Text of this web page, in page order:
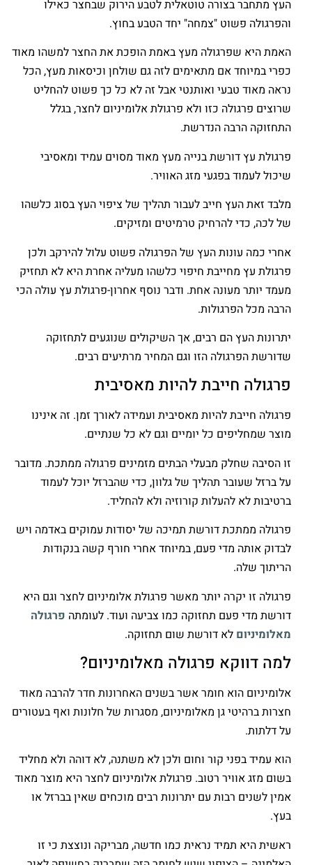
העץ מתחבר בצורה טוטאלית לטבע הירוק שבחצר כאילו
והפרגולה פשוט "צמחה" יחד הטבע בחוץ.
האמת היא שפרגולה מעץ באמת הופכת את החצר למשהו מאוד
כפרי במיוחד אם מתאימים לזה גם שולחן וכיסאות מעץ, הכל
נראה מאוד טבעי ואותנטי אבל זה לא כל כך פשוט להחליט
שרוצים פרגולה כזו ולא פרגולת אלומיניום לחצר, בגלל
התחזוקה הרבה הנדרשת.
פרגולת עץ דורשת בנייה מעץ מאוד מסוים עמיד ומאסיבי
שיכול לעמוד בפגעי מזג האוויר.
מלבד זאת העץ חייב לעבור תהליך של ציפוי העץ בסוג כלשהו
של לכה, כדי להרחיק טרמיטים ומזיקים.
אחרי כמה עונות העץ של הפרגולה פשוט עלול להירקב ולכן
פרגולת עץ מחייבת חיפוי כלשהו מעליה אחרת היא לא תחזיק
מעמד יותר מעונה אחת. ודבר נוסף אחרון-פרגולת עץ עולה הכי
הרבה מכל הפרגולות.
יתרונות העץ הם רבים, אך השיקולים שנוגעים לתחזוקה
שדורשת הפרגולה הזו וגם המחיר מרתיעים רבים.
פרגולה חייבת להיות מאסיבית
פרגולה חייבת להיות מאסיבית ועמידה לאורך זמן. זה אינינו
מוצר שמחליפים כל יומיים וגם לא כל שנתיים.
זו הסיבה שחלק מבעלי הבתים מזמינים פרגולה ממתכת. מדובר
על ברזל שעובר תהליך של גלוון, כדי שהברזל יוכל לעמוד
ברטיבות לא להעלות קורוזיה ולא להחליד.
פרגולה ממתכת דורשת תמיכה של יסודות עמוקים באדמה ויש
לבדוק אותה מדי פעם, במיוחד אחרי חורף קשה בנקודות
הריתוך שלה.
פרגולה זו יקרה יותר מאשר פרגולת אלומיניום לחצר וגם היא
דורשת מדי פעם תחזוקה כמו צביעה ועוד. לעומתה פרגולה
מאלומיניום לא דורשת שום תחזוקה.
למה דווקא פרגולה מאלומיניום?
אלומיניום הוא חומר אשר בשנים האחרונות חדר להרבה מאוד
חצרות ברהיטי גן מאלומיניום, מסגרות של חלונות ואף בעטורים
על דלתות.
הוא עמיד בפני קור וחום ולכן לא משתנה, לא דוהה ולא מחליד
בשום מזג אוויר רטוב. פרגולת אלומיניום לחצר היא מוצר מאוד
אמין לשנים רבות עם יתרונות רבים מוכחים שאין בברזל או
בעץ.
ראשית היא תמיד נראית כמו חדשה, מבריקה ונוצצת כי זו